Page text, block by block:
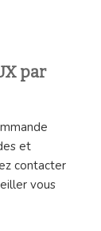
par
et
contacter
vous